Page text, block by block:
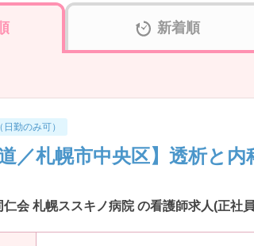
新着順
勤のみ可）
道／札幌市中央区】透析と
仁会 札幌ススキノ病院 の看護師求人(正社